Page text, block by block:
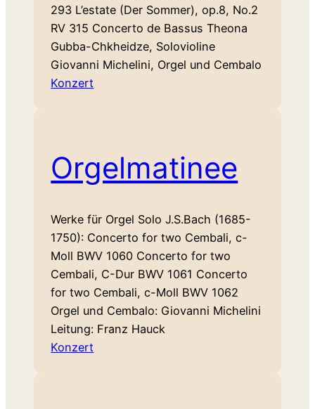
293 L’estate (Der Sommer), op.8, No.2
RV 315 Concerto de Bassus Theona
Gubba-Chkheidze, Solovioline
Giovanni Michelini, Orgel und Cembalo
Konzert
Orgelmatinee
Werke für Orgel Solo J.S.Bach (1685-
1750): Concerto for two Cembali, c-
Moll BWV 1060 Concerto for two
Cembali, C-Dur BWV 1061 Concerto
for two Cembali, c-Moll BWV 1062
Orgel und Cembalo: Giovanni Michelini
Leitung: Franz Hauck
Konzert